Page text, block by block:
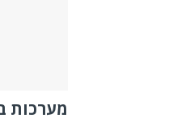
מערכות